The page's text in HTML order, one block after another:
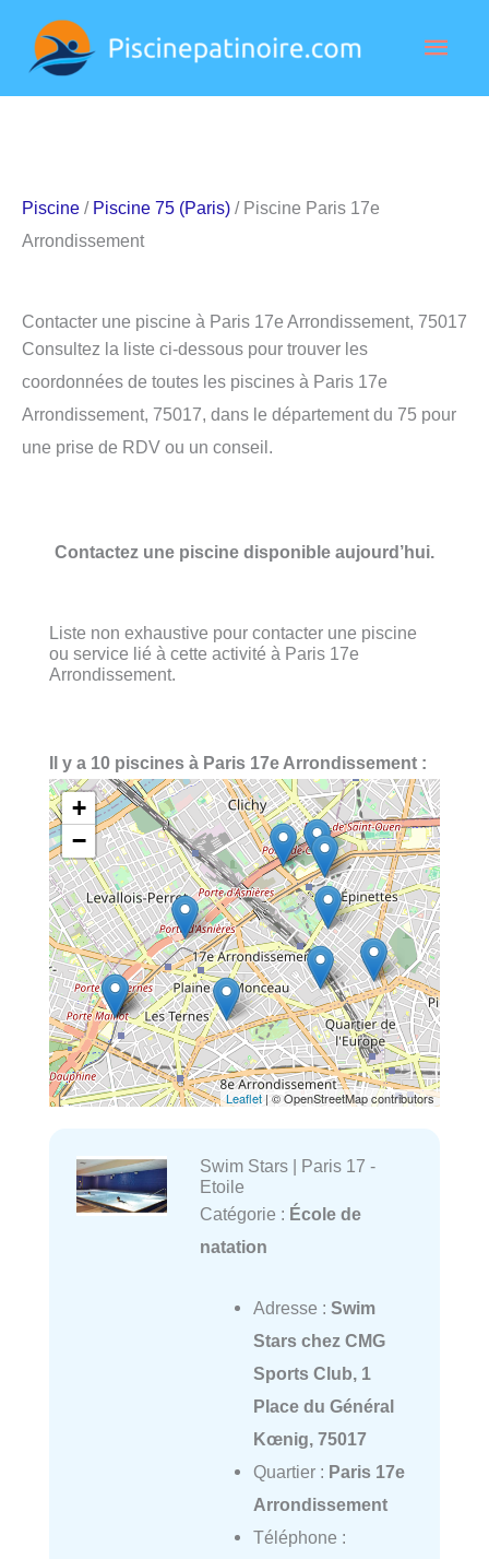
contenu
Piscine / Piscine 75 (Paris) / Piscine Paris 17e
Arrondissement
Contacter une piscine à Paris 17e Arrondissement, 75017
Consultez la liste ci-dessous pour trouver les
coordonnées de toutes les piscines à Paris 17e
Arrondissement, 75017, dans le département du 75 pour
une prise de RDV ou un conseil.
Contactez une piscine disponible aujourd’hui.
Liste non exhaustive pour contacter une piscine
ou service lié à cette activité à Paris 17e
Arrondissement.
Il y a 10 piscines à Paris 17e Arrondissement :
+
−
Leaflet | © OpenStreetMap contributors
Swim Stars | Paris 17 -
Etoile
Catégorie : École de
natation
Adresse : Swim
Stars chez CMG
Sports Club, 1
Place du Général
Kœnig, 75017
Quartier : Paris 17e
Arrondissement
Téléphone :